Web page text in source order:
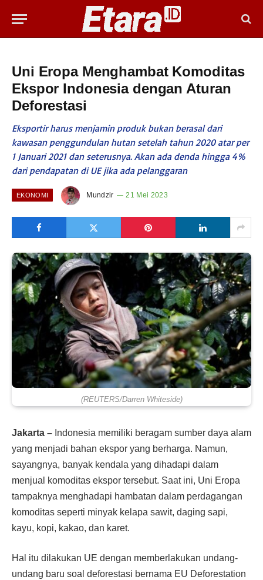
Uni Eropa Menghambat Komoditas
Ekspor Indonesia dengan Aturan
Deforestasi
Eksportir harus menjamin produk bukan berasal dari
kawasan penggundulan hutan setelah tahun 2020 atar per
1 Januari 2021 dan seterusnya. Akan ada denda hingga 4%
dari pendapatan di UE jika ada pelanggaran
EKONOMI Mundzir 21 Mei 2023
(REUTERS/Darren Whiteside)
Jakarta – Indonesia memiliki beragam sumber daya alam
yang menjadi bahan ekspor yang berharga. Namun,
sayangnya, banyak kendala yang dihadapi dalam
menjual komoditas ekspor tersebut. Saat ini, Uni Eropa
tampaknya menghadapi hambatan dalam perdagangan
komoditas seperti minyak kelapa sawit, daging sapi,
kayu, kopi, kakao, dan karet.
Hal itu dilakukan UE dengan memberlakukan undang-
undang baru soal deforestasi bernama EU Deforestation